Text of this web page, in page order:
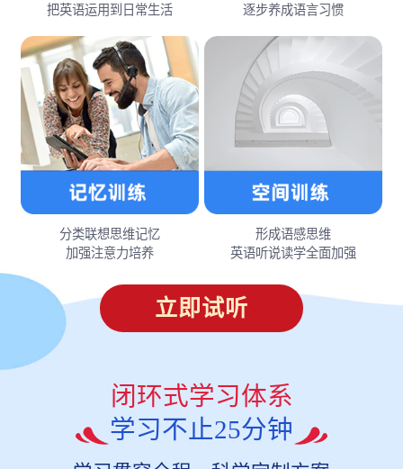
把英语运用到日常生活
逐步养成语言习惯
分类联想思维记忆
加强注意力培养
形成语感思维
英语听说读学全面加强
立即试听
闭环式学习体系
学习不止25分钟